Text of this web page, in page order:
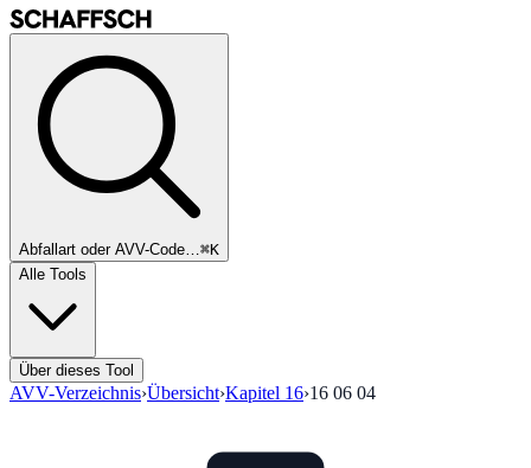
Abfallart oder AVV-Code…⌘K
Alle Tools
Über dieses Tool
AVV-Verzeichnis›Übersicht›Kapitel 16›16 06 04